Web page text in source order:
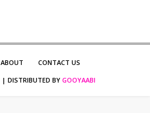
ABOUT
CONTACT US
| DISTRIBUTED BY GOOYAABI